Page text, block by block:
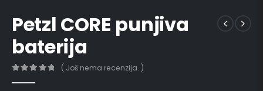
Petzl CORE punjiva
baterija
( Još nema recenzija. )